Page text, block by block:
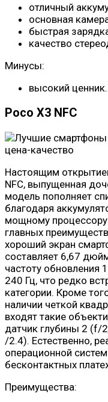
отличный
основная
быстрая
качество
Минусы:
высокий ценник.
Poco X3 NFC
Настоящим
NFC, выпущенная
модель пополняет
благодаря
мощному
главных
хороший экран
составляет 6,67
частоту обновления
240 Гц, что редко
категории. Кроме
наличии четкой
входят такие
датчик глубины 2 (f/
/2.4). Естественно,
операционной
бесконтактных
Преимущества: